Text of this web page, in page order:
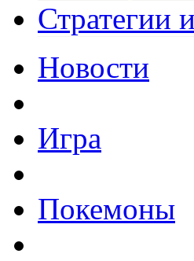
Стратегии
Новости
Игра
Покемоны